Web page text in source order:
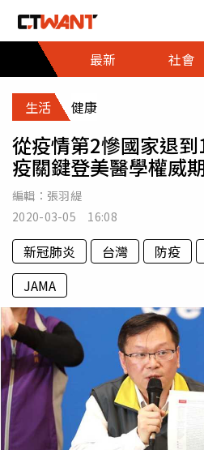
最新
社會
生活 健康
從疫情第2慘國家退
疫關鍵登美醫學權威
編輯： 張羽緹
2020-03-05 16:08
新冠肺炎 台灣 防疫
JAMA